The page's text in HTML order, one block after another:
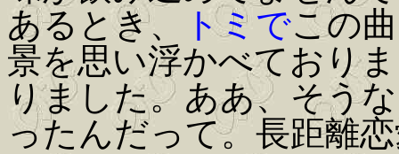
あるとき、
トミでこの
景を思い浮かべており
りました。ああ、そう
ったんだって。長距離